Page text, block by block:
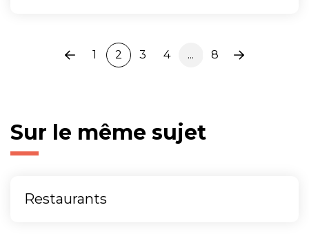
Page1 2 3 4 ... 8
Page
Sur le même sujet
Restaurants